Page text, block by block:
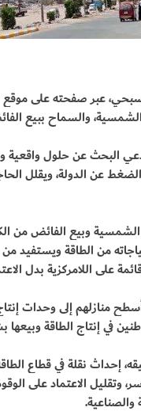
عبر صفحته على موقع
والسماح ببيع
البحث عن حلول واقعية
عن الدولة، ويقلل
وبيع الفائض من
من الطاقة ويستفيد
على اللامركزية بدل
منازلهم إلى وحدات
في إنتاج الطاقة
إحداث نقلة في قطاع
وتقليل الاعتماد على